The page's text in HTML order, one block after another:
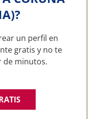
un perfil en
gratis y no te
de minutos.